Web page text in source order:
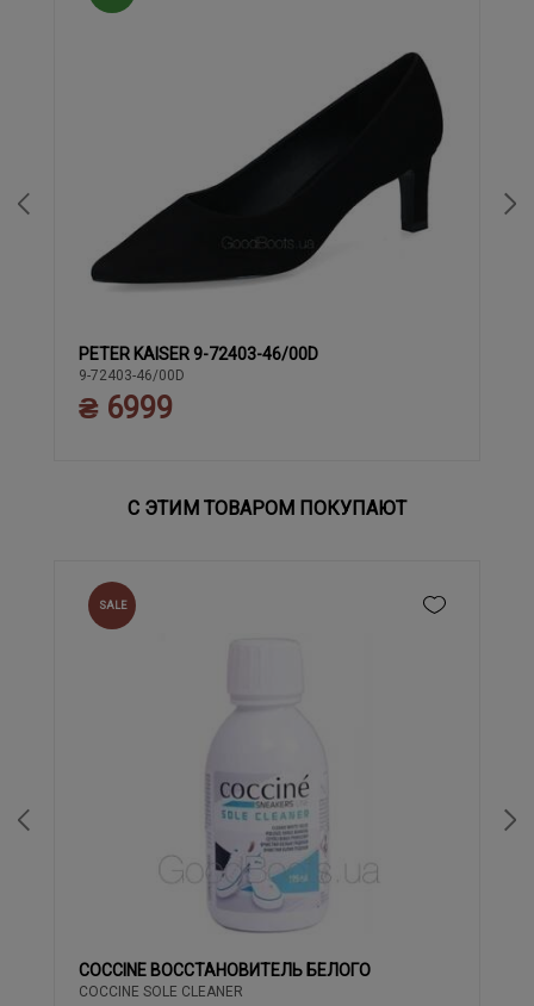
37 37.5 38 38.5 39 40
PETER KAISER 9-72403-46/00D
9-72403-46/00D
₴ 6999
С ЭТИМ ТОВАРОМ ПОКУПАЮТ
SALE
COCCINE ВОССТАНОВИТЕЛЬ БЕЛОГО
COCCINE SOLE CLEANER